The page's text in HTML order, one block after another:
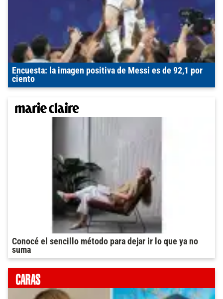
Encuesta: la imagen positiva de Messi es de 92,1 por
ciento
Conocé el sencillo método para dejar ir lo que ya no
suma